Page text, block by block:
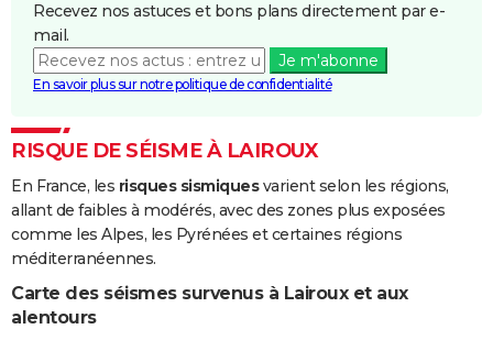
Recevez nos astuces et bons plans directement par e-
mail.
Je m'abonne
En savoir plus sur notre politique de confidentialité
RISQUE DE SÉISME À LAIROUX
En France, les risques sismiquesvarient selon les régions,
allant de faibles à modérés, avec des zones plus exposées
comme les Alpes, les Pyrénées et certaines régions
méditerranéennes.
Carte des séismes survenus à Lairoux et aux
alentours